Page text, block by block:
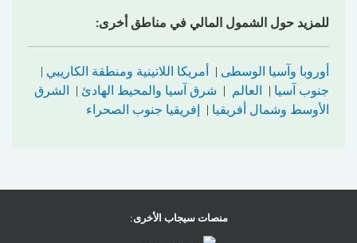
للمزيد حول الشمول المالي في مناطق أخرى:
أوروبا وآسيا الوسطى| أمريكا اللاتينية ومنطقة الكاريبي|
جنوب آسيا| العالم| شرق آسيا والمحيط الهادئ| الشرق
الأوسط وشمال أفريقيا| إفريقيا جنوب الصحراء
منصات سيجاب الأخرى: